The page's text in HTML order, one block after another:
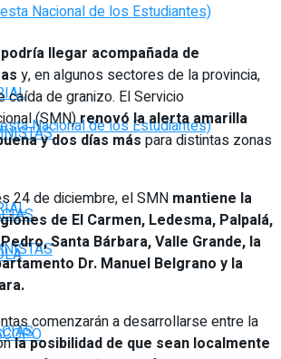
Nacional de los Estudiantes)
Nacional de los Estudiantes)
llegar acompañada de
y, en algunos sectores de la provincia,
caída de granizo. El Servicio
(SMN)renovó la alerta amarilla
y dos días más para distintas zonas
24 de diciembre, el SMN mantiene la
de El Carmen, Ledesma, Palpalá,
Santa Bárbara, Valle Grande, la
Dr. Manuel Belgrano y la
comenzarán a desarrollarse entre la
la posibilidad de que sean localmente